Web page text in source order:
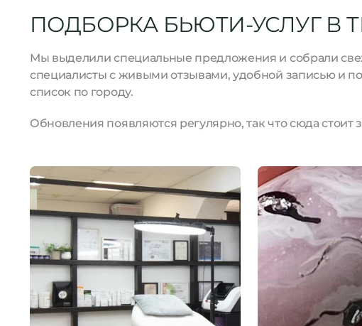
ПОДБОРКА БЬЮТИ-УСЛУГ В
Мы выделили специальные предложения и собрали
специалисты с живыми отзывами, удобной записью и
список по городу.
Обновления появляются регулярно, так что сюда стоит